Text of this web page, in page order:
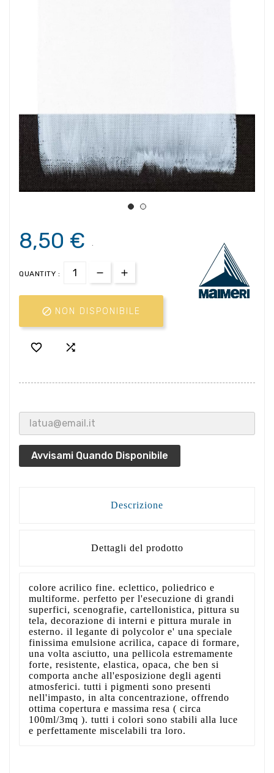
8,50 € .
QUANTITY :
 NON DISPONIBILE
 
Avvisami Quando Disponibile
Descrizione
Dettagli del prodotto
colore acrilico fine. eclettico, poliedrico e
multiforme. perfetto per l'esecuzione di grandi
superfici, scenografie, cartellonistica, pittura su
tela, decorazione di interni e pittura murale in
esterno. il legante di polycolor e' una speciale
finissima emulsione acrilica, capace di formare,
una volta asciutto, una pellicola estremamente
forte, resistente, elastica, opaca, che ben si
comporta anche all'esposizione degli agenti
atmosferici. tutti i pigmenti sono presenti
nell'impasto, in alta concentrazione, offrendo
ottima copertura e massima resa ( circa
100ml/3mq ). tutti i colori sono stabili alla luce
e perfettamente miscelabili tra loro.